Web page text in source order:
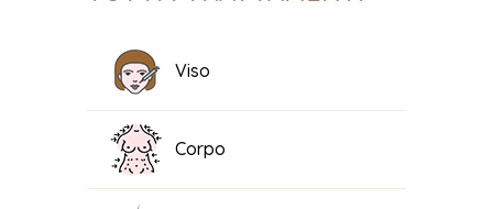
Viso
Corpo